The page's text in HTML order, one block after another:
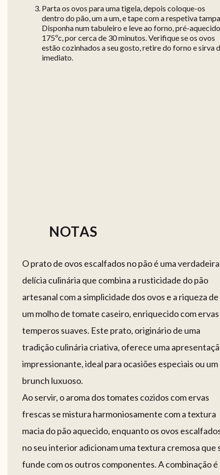
Parta os ovos para uma tigela, depois coloque-os
dentro do pão, um a um, e tape com a respetiva
Disponha num tabuleiro e leve ao forno, pré-
175ºc, por cerca de 30 minutos. Verifique se os ovos
estão cozinhados a seu gosto, retire do forno e sirva
imediato.
NOTAS
O prato de ovos escalfados no pão é uma verdadeira
delícia culinária que combina a rusticidade do pão
artesanal com a simplicidade dos ovos e a riqueza de
um molho de tomate caseiro, enriquecido com
temperos suaves. Este prato, originário de uma
tradição culinária criativa, oferece uma
impressionante, ideal para ocasiões especiais ou um
brunch luxuoso.
Ao servir, o aroma dos tomates cozidos com ervas
frescas se mistura harmoniosamente com a textura
macia do pão aquecido, enquanto os ovos
no seu interior adicionam uma textura cremosa que
funde com os outros componentes. A combinação é